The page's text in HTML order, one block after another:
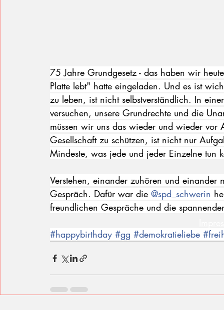
75 Jahre Grundgesetz - das haben wir
Platte lebt" hatte eingeladen. Und es ist
zu leben, ist nicht selbstverständlich. In
versuchen, unsere Grundrechte und die
müssen wir uns das wieder und wieder
Gesellschaft zu schützen, ist nicht nur
Mindeste, was jede und jeder Einzelne tun
Verstehen, einander zuhören und
Gespräch. Dafür war die @spd_schwerin
freundlichen Gespräche und die
#happybirthday #gg #demokratieliebe